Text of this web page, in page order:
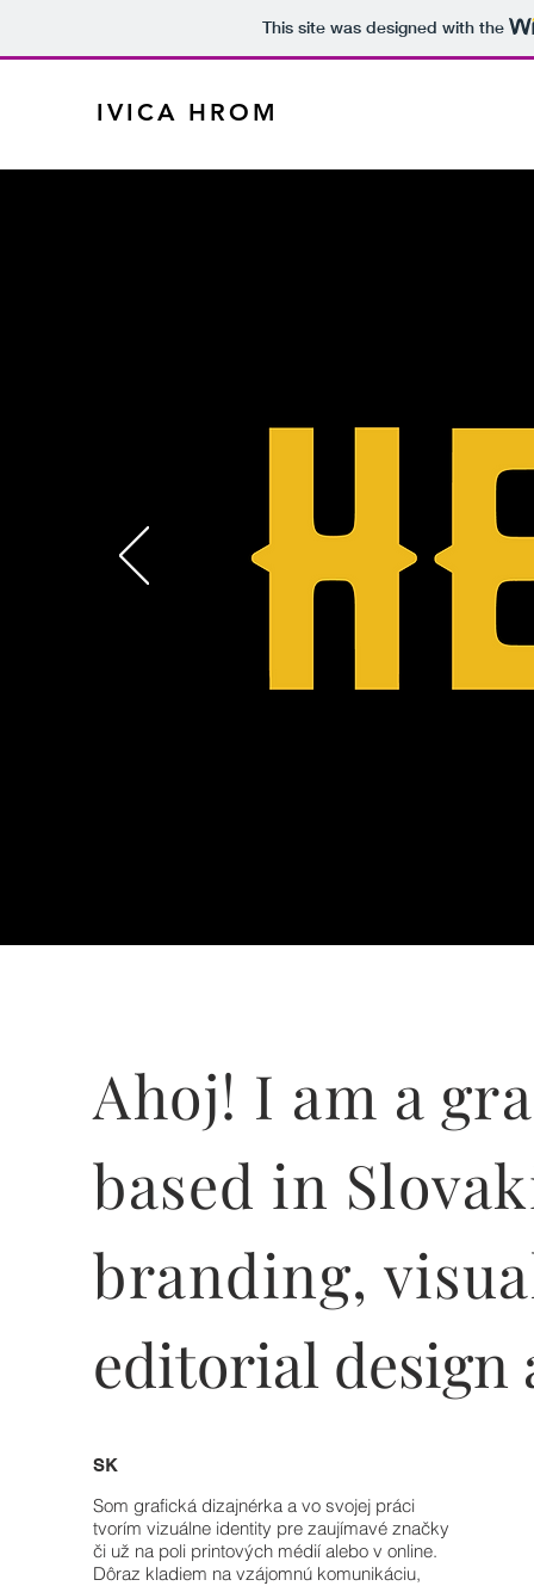
This site was designed with the
IVICA HROM
Ahoj! I am a
based in
branding,
editorial design
SK
Som grafická dizajnérka a vo svojej práci
tvorím vizuálne identity pre zaujímavé značky
či už na poli printových médií alebo v online.
Dôraz kladiem na vzájomnú komunikáciu,